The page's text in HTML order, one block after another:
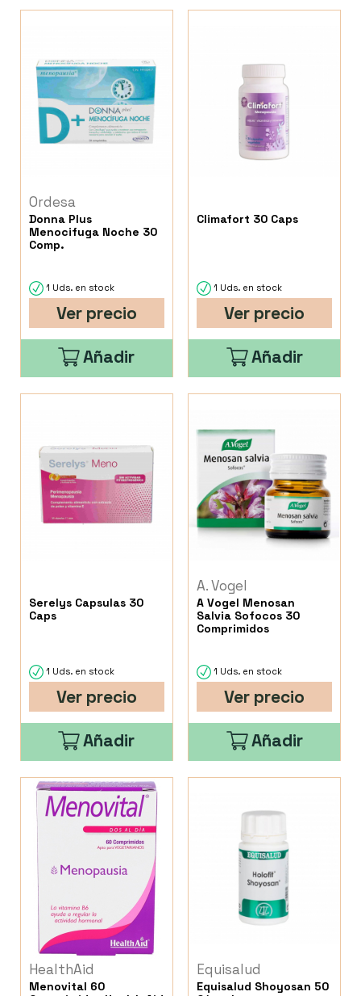
Ordesa
Donna Plus
Menocifuga Noche 30
Comp.
1 Uds. en stock
Ver precio
Añadir
Climafort 30 Caps
1 Uds. en stock
Ver precio
Añadir
Serelys Capsulas 30
Caps
1 Uds. en stock
Ver precio
Añadir
A. Vogel
A Vogel Menosan
Salvia Sofocos 30
Comprimidos
1 Uds. en stock
Ver precio
Añadir
HealthAid
Menovital 60
Equisalud
Equisalud Shoyosan 50